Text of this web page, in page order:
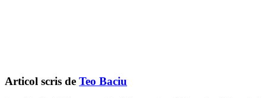
Articol scris de Teo Baciu